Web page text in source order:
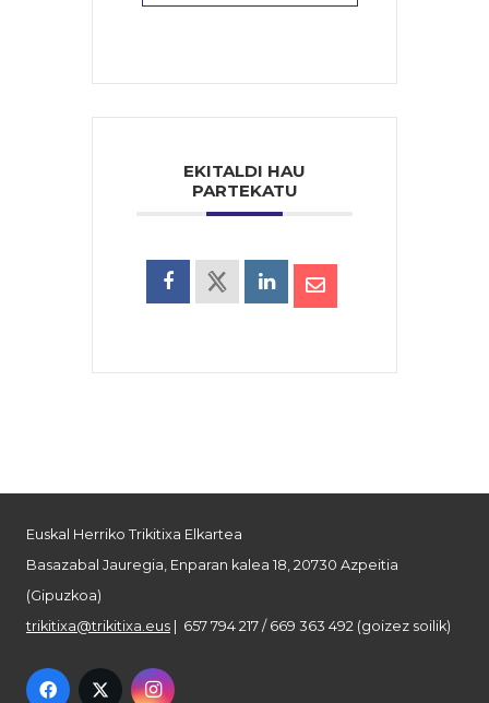
EKITALDI HAU
PARTEKATU
Euskal Herriko Trikitixa Elkartea
Basazabal Jauregia, Enparan kalea 18, 20730 Azpeitia
(Gipuzkoa)
trikitixa@trikitixa.eus | 657 794 217 / 669 363 492 (goizez soilik)